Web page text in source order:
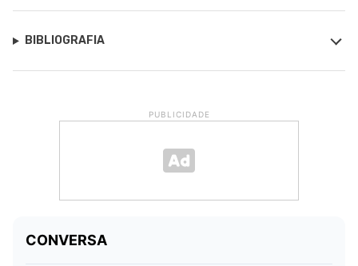
BIBLIOGRAFIA
PUBLICIDADE